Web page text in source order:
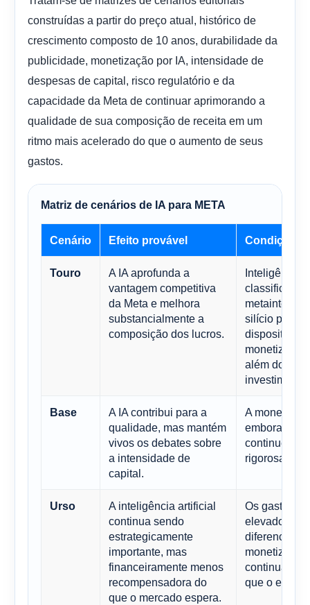
construídas a partir do preço atual, histórico de
crescimento composto de 10 anos, durabilidade da
publicidade, monetização por IA, intensidade de
despesas de capital, risco regulatório e da
capacidade da Meta de continuar aprimorando a
qualidade de sua composição de receita em um
ritmo mais acelerado do que o aumento de seus
gastos.
Matriz de cenários de IA para META
Cenário Efeito provável Condições
Touro
A IA aprofunda a
vantagem competitiva
da Meta e melhora
substancialmente a
composição dos lucros.
Inteligência
silício
dispositivos
além do
investimento
Base
A IA contribui para a
qualidade, mas mantém
vivos os debates sobre
a intensidade de
capital.
A
embora os
continuem
Urso
A inteligência artificial
continua sendo
estrategicamente
importante, mas
financeiramente menos
recompensadora do
que o mercado espera.
Os gastos
elevados,
continua
que o